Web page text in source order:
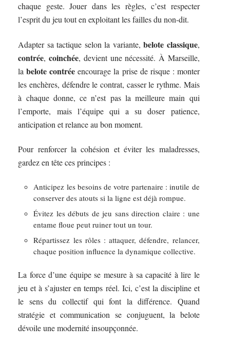
chaque geste. Jouer dans les règles, c’est respecter
l’esprit du jeu tout en exploitant les failles du non-dit.
Adapter sa tactique selon la variante,belote classique,
contrée,coinchée, devient une nécessité. À Marseille,
labelote contrée encourage la prise de risque : monter
les enchères, défendre le contrat, casser le rythme. Mais
à chaque donne, ce n’est pas la meilleure main qui
l’emporte, mais l’équipe qui a su doser patience,
anticipation et relance au bon moment.
Pour renforcer la cohésion et éviter les maladresses,
gardez en tête ces principes :
Anticipez les besoins de votre partenaire : inutile de
conserver des atouts si la ligne est déjà rompue.
Évitez les débuts de jeu sans direction claire : une
entame floue peut ruiner tout un tour.
Répartissez les rôles : attaquer, défendre, relancer,
chaque position influence la dynamique collective.
La force d’une équipe se mesure à sa capacité à lire le
jeu et à s’ajuster en temps réel. Ici, c’est la discipline et
le sens du collectif qui font la différence. Quand
stratégie et communication se conjuguent, la belote
dévoile une modernité insoupçonnée.